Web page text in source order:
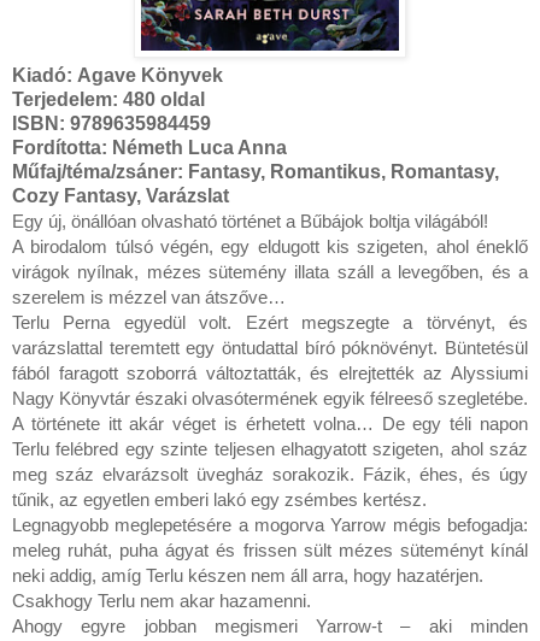
Kiadó: Agave Könyvek
Terjedelem: 480 oldal
ISBN: 9789635984459
Fordította: Németh Luca Anna
Műfaj/téma/zsáner: Fantasy, Romantikus, Romantasy,
Cozy Fantasy, Varázslat
Egy új, önállóan olvasható történet a Bűbájok boltja világából!
A birodalom túlsó végén, egy eldugott kis szigeten, ahol éneklő
virágok nyílnak, mézes sütemény illata száll a levegőben, és a
szerelem is mézzel van átszőve…
Terlu Perna egyedül volt. Ezért megszegte a törvényt, és
varázslattal teremtett egy öntudattal bíró póknövényt. Büntetésül
fából faragott szoborrá változtatták, és elrejtették az Alyssiumi
Nagy Könyvtár északi olvasótermének egyik félreeső szegletébe.
A története itt akár véget is érhetett volna… De egy téli napon
Terlu felébred egy szinte teljesen elhagyatott szigeten, ahol száz
meg száz elvarázsolt üvegház sorakozik. Fázik, éhes, és úgy
tűnik, az egyetlen emberi lakó egy zsémbes kertész.
Legnagyobb meglepetésére a mogorva Yarrow mégis befogadja:
meleg ruhát, puha ágyat és frissen sült mézes süteményt kínál
neki addig, amíg Terlu készen nem áll arra, hogy hazatérjen.
Csakhogy Terlu nem akar hazamenni.
Ahogy egyre jobban megismeri Yarrow-t – aki minden